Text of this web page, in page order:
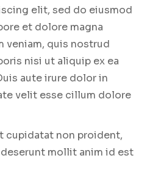
elit, sed do eiusmod
et dolore magna
veniam, quis nostrud
nisi ut aliquip ex ea
aute irure dolor in
velit esse cillum dolore
cupidatat non proident,
mollit anim id est